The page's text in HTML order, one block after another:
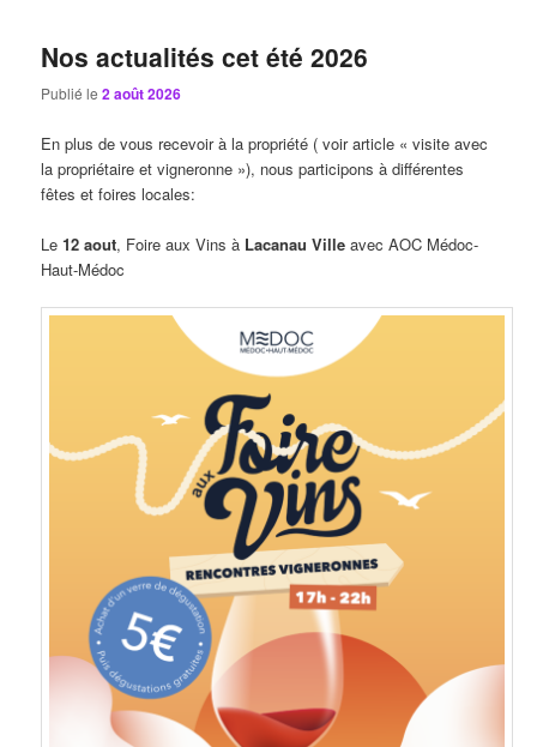
Nos actualités cet été 2026
Publié le2 août 2026
En plus de vous recevoir à la propriété ( voir article « visite avec
la propriétaire et vigneronne »), nous participons à différentes
fêtes et foires locales:
Le12 aout, Foire aux Vins à Lacanau Ville avec AOC Médoc-
Haut-Médoc